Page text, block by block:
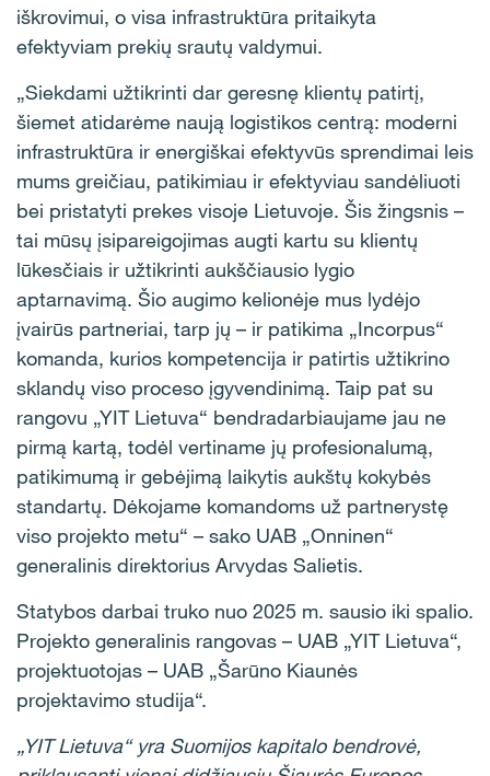
iškrovimui, o visa infrastruktūra pritaikyta
efektyviam prekių srautų valdymui.
„Siekdami užtikrinti dar geresnę klientų patirtį,
šiemet atidarėme naują logistikos centrą: moderni
infrastruktūra ir energiškai efektyvūs sprendimai leis
mums greičiau, patikimiau ir efektyviau sandėliuoti
bei pristatyti prekes visoje Lietuvoje. Šis žingsnis –
tai mūsų įsipareigojimas augti kartu su klientų
lūkesčiais ir užtikrinti aukščiausio lygio
aptarnavimą. Šio augimo kelionėje mus lydėjo
įvairūs partneriai, tarp jų – ir patikima „Incorpus“
komanda, kurios kompetencija ir patirtis užtikrino
sklandų viso proceso įgyvendinimą. Taip pat su
rangovu „YIT Lietuva“ bendradarbiaujame jau ne
pirmą kartą, todėl vertiname jų profesionalumą,
patikimumą ir gebėjimą laikytis aukštų kokybės
standartų. Dėkojame komandoms už partnerystę
viso projekto metu“ – sako UAB „Onninen“
generalinis direktorius Arvydas Salietis.
Statybos darbai truko nuo 2025 m. sausio iki spalio.
Projekto generalinis rangovas – UAB „YIT Lietuva“,
projektuotojas – UAB „Šarūno Kiaunės
projektavimo studija“.
„YIT Lietuva“ yra Suomijos kapitalo bendrovė,